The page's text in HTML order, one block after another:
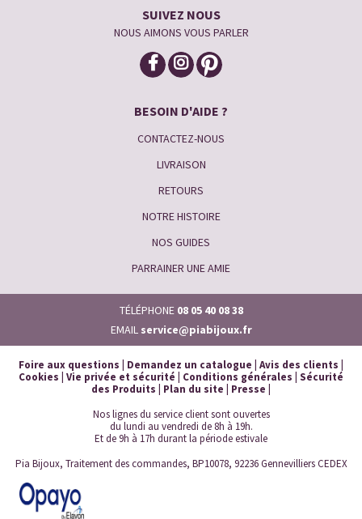
SUIVEZ NOUS
NOUS AIMONS VOUS PARLER
BESOIN D'AIDE ?
CONTACTEZ-NOUS
LIVRAISON
RETOURS
NOTRE HISTOIRE
NOS GUIDES
PARRAINER UNE AMIE
TÉLÉPHONE 08 05 40 08 38
EMAIL service@piabijoux.fr
Foire aux questions Demandez un catalogue Avis des clients
Cookies Vie privée et sécurité Conditions générales Sécurité
des Produits
Plan du site Presse
Nos lignes du service client sont ouvertes
du lundi au vendredi de 8h à 19h.
Et de 9h à 17h durant la période estivale
Pia Bijoux, Traitement des commandes, BP10078, 92236 Gennevilliers CEDEX